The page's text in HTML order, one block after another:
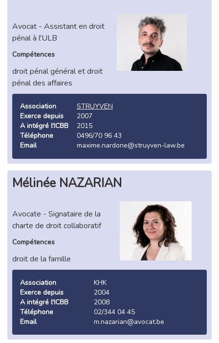
Avocat - Assistant en droit
pénal à l'ULB
Compétences
droit pénal général et droit
pénal des affaires
Association
STRUYVEN
Exerce depuis
2007
A intégré l'ICBB
2015
Téléphone
0496/70 96 43
Email
maxime.nardone@struyven-law.be
Mélinée NAZARIAN
Avocate - Signataire de la
charte de droit collaboratif
Compétences
droit de la famille
Association
KHK
Exerce depuis
2004
A intégré l'ICBB
2008
Téléphone
02/344 04 45
Email
m.nazarian@avocat.be